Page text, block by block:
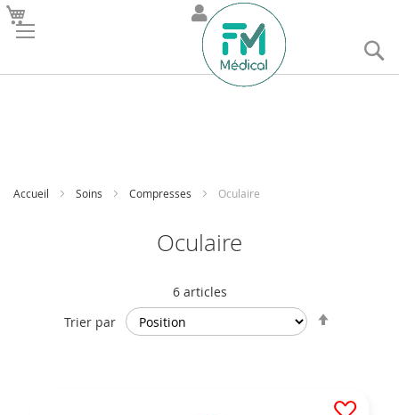
Accueil Soins Compresses Oculaire
Oculaire
6articles
Trier par